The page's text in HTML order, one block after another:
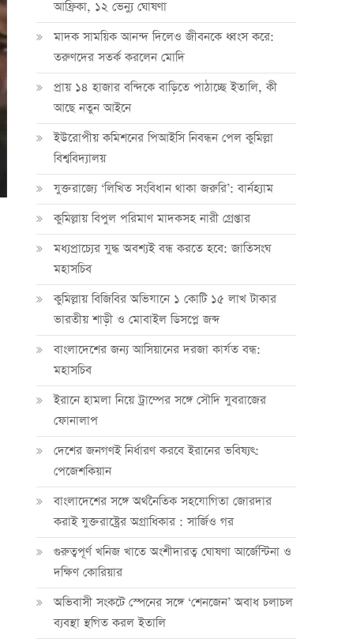
আফ্রিকা, ১২ ভেন্যু ঘোষণা
মাদক সাময়িক আনন্দ দিলেও জীবনকে ধ্বংস করে:
তরুণদের সতর্ক করলেন মোদি
প্রায় ১৪ হাজার বন্দিকে বাড়িতে পাঠাচ্ছে ইতালি, কী
আছে নতুন আইনে
ইউরোপীয় কমিশনের পিআইসি নিবন্ধন পেল কুমিল্লা
বিশ্ববিদ্যালয়
যুক্তরাজ্যে ‘লিখিত সংবিধান থাকা জরুরি’: বার্নহ্যাম
কুমিল্লায় বিপুল পরিমাণ মাদকসহ নারী গ্রেপ্তার
মধ্যপ্রাচ্যের যুদ্ধ অবশ্যই বন্ধ করতে হবে: জাতিসংঘ
মহাসচিব
কুমিল্লায় বিজিবির অভিযানে ১ কোটি ১৫ লাখ টাকার
ভারতীয় শাড়ী ও মোবাইল ডিসপ্লে জব্দ
বাংলাদেশের জন্য আসিয়ানের দরজা কার্যত বন্ধ:
মহাসচিব
ইরানে হামলা নিয়ে ট্রাম্পের সঙ্গে সৌদি যুবরাজের
ফোনালাপ
দেশের জনগণই নির্ধারণ করবে ইরানের ভবিষ্যৎ:
পেজেশকিয়ান
বাংলাদেশের সঙ্গে অর্থনৈতিক সহযোগিতা জোরদার
করাই যুক্তরাষ্ট্রের অগ্রাধিকার : সার্জিও গর
গুরুত্বপূর্ণ খনিজ খাতে অংশীদারত্ব ঘোষণা আর্জেন্টিনা ও
দক্ষিণ কোরিয়ার
অভিবাসী সংকটে স্পেনের সঙ্গে ‘শেনজেন’ অবাধ চলাচল
ব্যবস্থা স্থগিত করল ইতালি